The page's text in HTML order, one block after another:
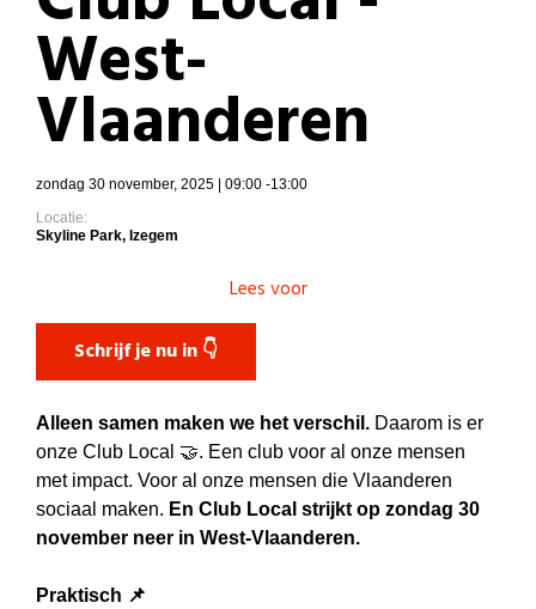
West-
Vlaanderen
zondag 30 november, 2025 | 09:00 -13:00
Locatie:
Skyline Park, Izegem
Lees voor
Schrijf je nu in 👇
Alleen samen maken we het verschil. Daarom is er
onze Club Local 🤝. Een club voor al onze mensen
met impact. Voor al onze mensen die Vlaanderen
sociaal maken. En Club Local strijkt op zondag 30
november neer in West-Vlaanderen.
Praktisch 📌